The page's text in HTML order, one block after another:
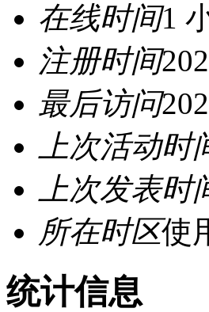
在线时间1
注册时间
最后访问
上次活动时
上次发表时
所在时区使
统计信息